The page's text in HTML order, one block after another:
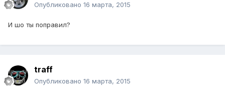
Опубликовано 16 марта, 2015
И шо ты поправил?
traff
Опубликовано 16 марта, 2015